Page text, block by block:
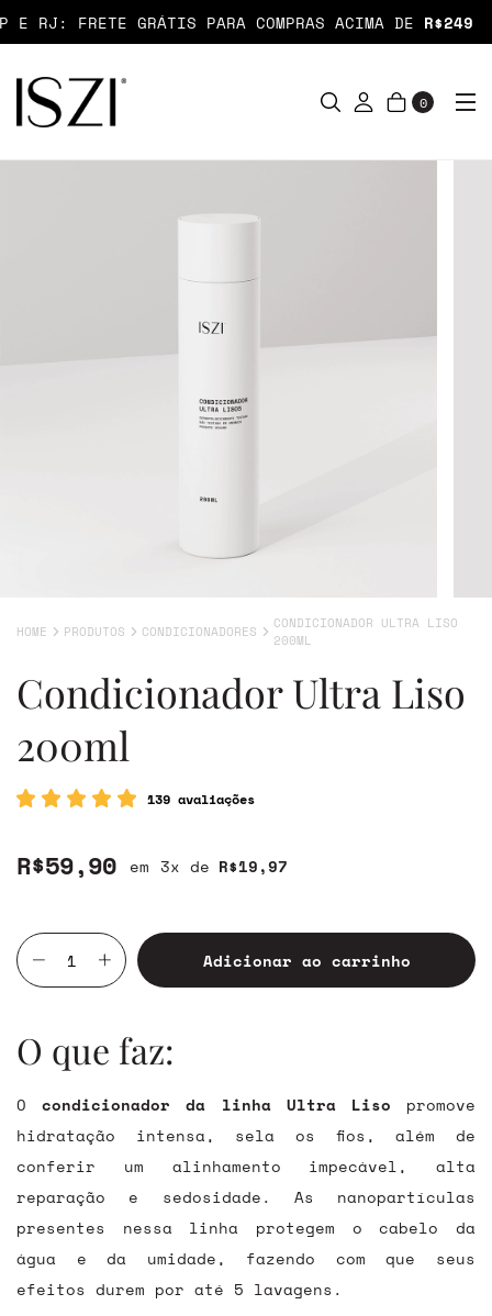
RJ: FRETE GRÁTIS PARA COMPRAS ACIMA DER$249
0
HOME PRODUTOS CONDICIONADORES
CONDICIONADOR ULTRA LISO
200ML
Condicionador Ultra Liso
200ml
139 avaliações
3x de R$19,97
R$59,90
O que faz:
Ocondicionador da linha Ultra Liso promove
hidratação intensa, sela os fios, além de
conferir um alinhamento impecável, alta
reparação e sedosidade. As nanopartículas
presentes nessa linha protegem o cabelo da
água e da umidade, fazendo com que seus
efeitos durem por até 5 lavagens.